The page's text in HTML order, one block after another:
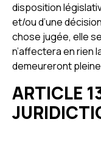
disposition
et/ou d’une
chose jugée, elle
n’affectera en rien
demeureront
ARTICLE